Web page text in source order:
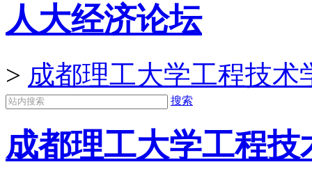
人大经济论坛
> 成都理工大学工程技术
搜索
成都理工大学工程技